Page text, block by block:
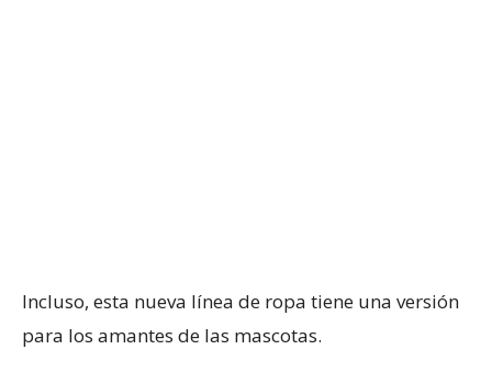
Incluso, esta nueva línea de ropa tiene una versión
para los amantes de las mascotas.